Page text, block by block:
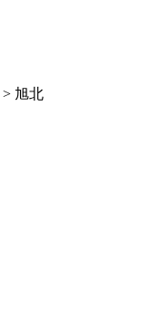
> 旭北